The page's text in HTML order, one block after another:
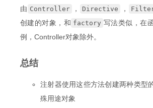
由 Controller ， Directive ，
创建的对象，和 factory 写法类似，在
例，Controller对象除外。
总结
注射器使用这些方法创建两种类型
殊用途对象